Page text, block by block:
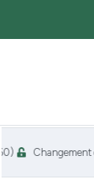
Changement de